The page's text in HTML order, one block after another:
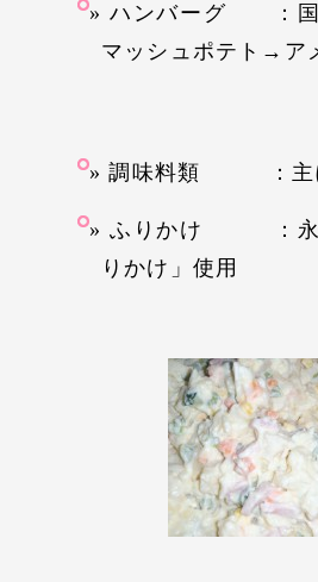
ハンバーグ ：国
マッシュポテト→ア
国内製造
調味料類 ：主に
ふりかけ ：永谷
りかけ」使用